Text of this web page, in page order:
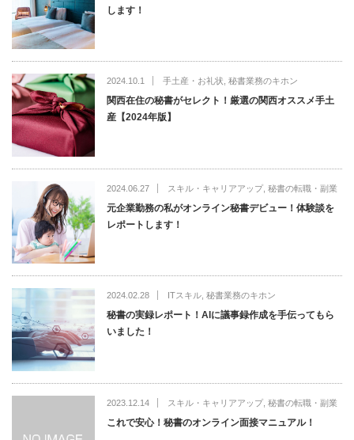
します！
2024.10.1 手土産・お礼状 秘書業務のキホン
関西在住の秘書がセレクト！厳選の関西オススメ手土
産【2024年版】
2024.06.27 スキル・キャリアアップ, 秘書の転職・副業
元企業勤務の私がオンライン秘書デビュー！体験談を
レポートします！
2024.02.28 ITスキル, 秘書業務のキホン
秘書の実録レポート！AIに議事録作成を手伝ってもら
いました！
2023.12.14 スキル・キャリアアップ, 秘書の転職・副業
これで安心！秘書のオンライン面接マニュアル！